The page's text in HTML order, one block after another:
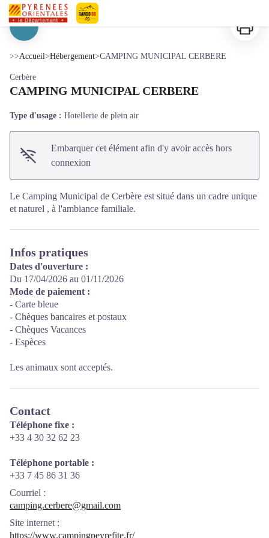
CAMPING MUNICIPAL CERBERE
>>Accueil>Hébergement>CAMPING MUNICIPAL CERBERE
Cerbère
CAMPING MUNICIPAL CERBERE
Type d'usage : Hotellerie de plein air
Embarquer cet élément afin d'y avoir accès hors
connexion
Le Camping Municipal de Cerbère est situé dans un cadre unique
et naturel , à l'ambiance familiale.
Infos pratiques
Dates d'ouverture :
Du 17/04/2026 au 01/11/2026
Mode de paiement :
- Carte bleue
- Chèques bancaires et postaux
- Chèques Vacances
- Espèces
Les animaux sont acceptés.
Contact
Téléphone fixe :
+33 4 30 32 62 23
Téléphone portable :
+33 7 45 86 31 36
Courriel :
camping.cerbere@gmail.com
Site internet :
https://www.campingpeyrefite.fr/